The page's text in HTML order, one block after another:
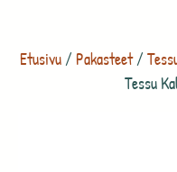
Etusivu/ Pakasteet/
Tessu